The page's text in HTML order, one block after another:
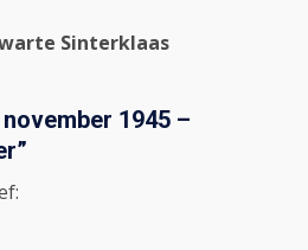
Sinterklaas
november 1945 –
”